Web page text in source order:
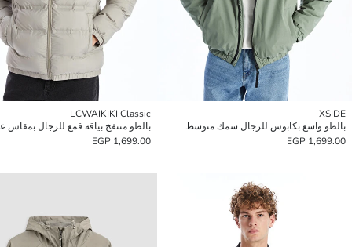
XSIDE
بالطو واسع بكابوش للرجال سمك متوسط
1,699.00 EGP
LCWAIKIKI Classic
بالطو منتفخ بياقة قمع للرجال بمقاس
1,699.00 EGP